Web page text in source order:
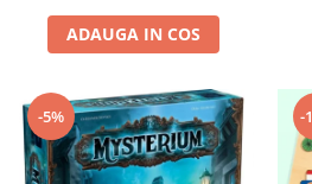
ADAUGA IN COS
-5% -